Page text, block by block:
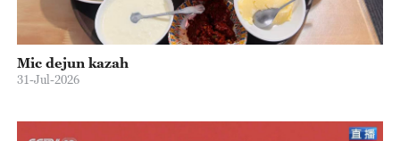
Mic dejun kazah
31-Jul-2026